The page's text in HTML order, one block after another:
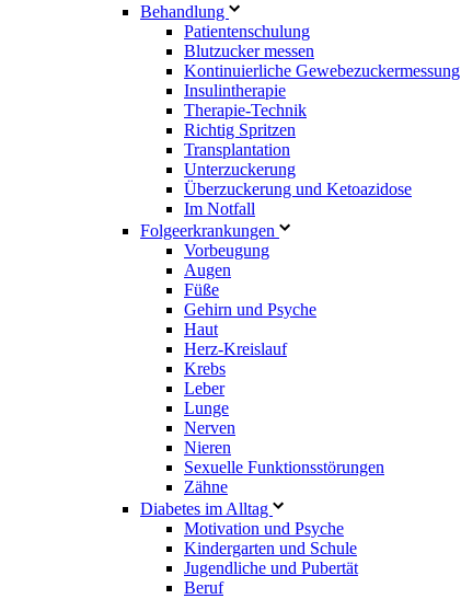
Behandlung
Patientenschulung
Blutzucker messen
Kontinuierliche Gewebezuckermessung
Insulintherapie
Therapie-Technik
Richtig Spritzen
Transplantation
Unterzuckerung
Überzuckerung und Ketoazidose
Im Notfall
Folgeerkrankungen
Vorbeugung
Augen
Füße
Gehirn und Psyche
Haut
Herz-Kreislauf
Krebs
Leber
Lunge
Nerven
Nieren
Sexuelle Funktionsstörungen
Zähne
Diabetes im Alltag
Motivation und Psyche
Kindergarten und Schule
Jugendliche und Pubertät
Beruf